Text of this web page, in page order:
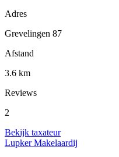
Adres
Grevelingen 87
Afstand
3.6 km
Reviews
2
Bekijk taxateur
Lupker Makelaardij